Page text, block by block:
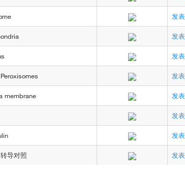
发
发
发
发
membrane 发
发
发
导对照 发